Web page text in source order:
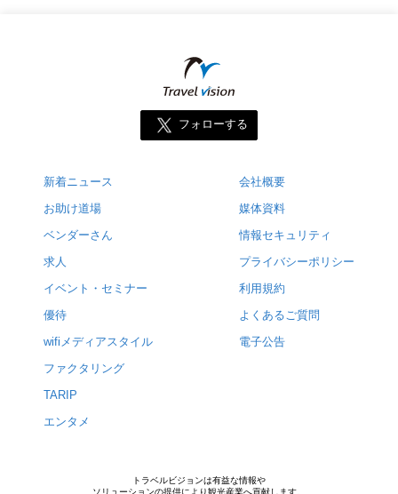
フォローする
新着ニュース
お助け道場
ベンダーさん
求人
イベント・セミナー
優待
wifiメディアスタイル
ファクタリング
TARIP
エンタメ
会社概要
媒体資料
情報セキュリティ
プライバシーポリシー
利用規約
よくあるご質問
電子公告
トラベルビジョンは有益な情報や
ソリューションの提供により観光産業へ貢献します。